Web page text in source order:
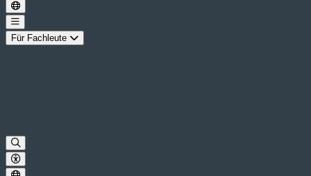
Für Fachleute